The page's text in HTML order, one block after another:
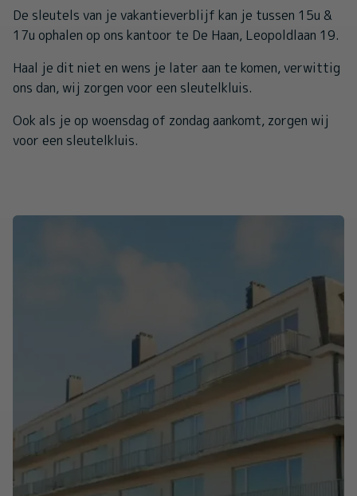
De sleutels van je vakantieverblijf kan je tussen 15u &
17u ophalen op ons kantoor te De Haan, Leopoldlaan 19.
Haal je dit niet en wens je later aan te komen, verwittig
ons dan, wij zorgen voor een sleutelkluis.
Ook als je op woensdag of zondag aankomt, zorgen wij
voor een sleutelkluis.